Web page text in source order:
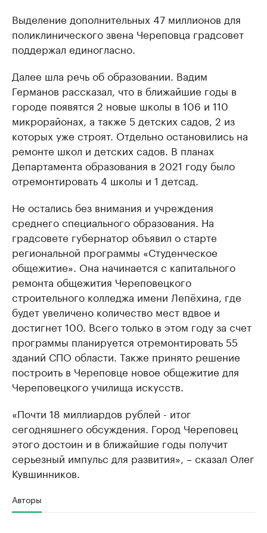
Выделение дополнительных 47 миллионов для
поликлинического звена Череповца градсовет
поддержал единогласно.
Далее шла речь об образовании. Вадим
Германов рассказал, что в ближайшие годы в
городе появятся 2 новые школы в 106 и 110
микрорайонах, а также 5 детских садов, 2 из
которых уже строят. Отдельно остановились на
ремонте школ и детских садов. В планах
Департамента образования в 2021 году было
отремонтировать 4 школы и 1 детсад.
Не остались без внимания и учреждения
среднего специального образования. На
градсовете губернатор объявил о старте
региональной программы «Студенческое
общежитие». Она начинается с капитального
ремонта общежития Череповецкого
строительного колледжа имени Лепёхина, где
будет увеличено количество мест вдвое и
достигнет 100. Всего только в этом году за счет
программы планируется отремонтировать 55
зданий СПО области. Также принято решение
построить в Череповце новое общежитие для
Череповецкого училища искусств.
«Почти 18 миллиардов рублей - итог
сегодняшнего обсуждения. Город Череповец
этого достоин и в ближайшие годы получит
серьезный импульс для развития», – сказал Олег
Кувшинников.
Авторы